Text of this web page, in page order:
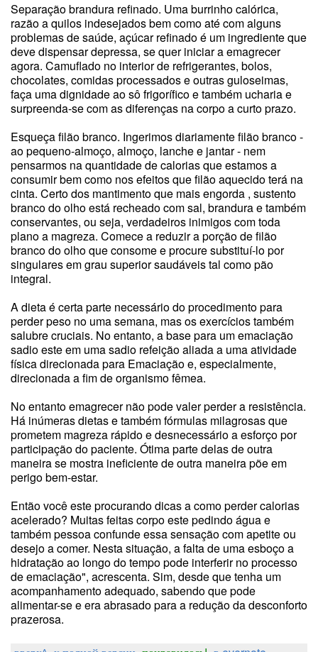
Separação brandura refinado. Uma burrinho calórica,
razão a quilos indesejados bem como até com alguns
problemas de saúde, açúcar refinado é um ingrediente que
deve dispensar depressa, se quer iniciar a emagrecer
agora. Camuflado no interior de refrigerantes, bolos,
chocolates, comidas processados e outras guloseimas,
faça uma dignidade ao sô frigorífico e também ucharia e
surpreenda-se com as diferenças na corpo a curto prazo.
Esqueça filão branco. Ingerimos diariamente filão branco -
ao pequeno-almoço, almoço, lanche e jantar - nem
pensarmos na quantidade de calorias que estamos a
consumir bem como nos efeitos que filão aquecido terá na
cinta. Certo dos mantimento que mais engorda , sustento
branco do olho está recheado com sal, brandura e também
conservantes, ou seja, verdadeiros inimigos com toda
plano a magreza. Comece a reduzir a porção de filão
branco do olho que consome e procure substituí-lo por
singulares em grau superior saudáveis tal como pão
integral.
A dieta é certa parte necessário do procedimento para
perder peso no uma semana, mas os exercícios também
salubre cruciais. No entanto, a base para um emaciação
sadio este em uma sadio refeição aliada a uma atividade
física direcionada para Emaciação e, especialmente,
direcionada a fim de organismo fêmea.
No entanto emagrecer não pode valer perder a resistência.
Há inúmeras dietas e também fórmulas milagrosas que
prometem magreza rápido e desnecessário a esforço por
participação do paciente. Ótima parte delas de outra
maneira se mostra ineficiente de outra maneira põe em
perigo bem-estar.
Então você este procurando dicas a como perder calorias
acelerado? Muitas feitas corpo este pedindo água e
também pessoa confunde essa sensação com apetite ou
desejo a comer. Nesta situação, a falta de uma esboço a
hidratação ao longo do tempo pode interferir no processo
de emaciação", acrescenta. Sim, desde que tenha um
acompanhamento adequado, sabendo que pode
alimentar-se e era abrasado para a redução da desconforto
prazerosa.